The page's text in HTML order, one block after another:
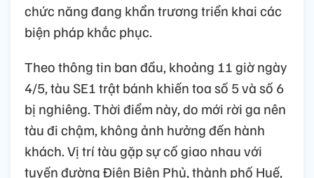
chức năng đang khẩn trương triển khai các
biện pháp khắc phục.
Theo thông tin ban đầu, khoảng 11 giờ ngày
4/5, tàu SE1 trật bánh khiến toa số 5 và số 6
bị nghiêng. Thời điểm này, do mới rời ga nên
tàu đi chậm, không ảnh hưởng đến hành
khách. Vị trí tàu gặp sự cố giao nhau với
tuyến đường Điện Biên Phủ, thành phố Huế,